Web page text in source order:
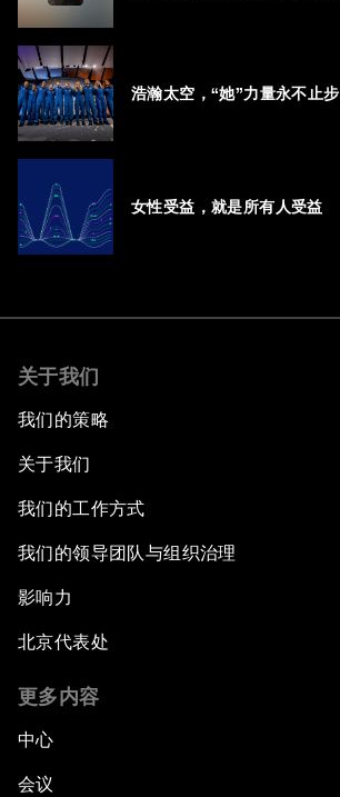
浩瀚太空，“她”力量永不止步
女性受益，就是所有人受益
关于我们
我们的策略
关于我们
我们的工作方式
我们的领导团队与组织治理
影响力
北京代表处
更多内容
中心
会议